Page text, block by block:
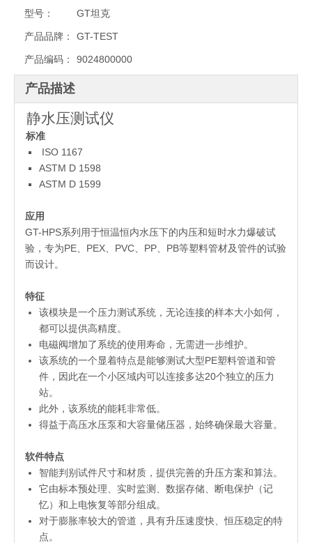
型号： GT坦克
产品品牌： GT-TEST
产品编码： 9024800000
产品描述
静水压测试仪
标准
ISO 1167
ASTM D 1598
ASTM D 1599
应用
GT-HPS系列用于恒温恒内水压下的内压和短时水力爆破试
验，专为PE、PEX、PVC、PP、PB等塑料管材及管件的试验
而设计。
特征
该模块是一个压力测试系统，无论连接的样本大小如何，
都可以提供高精度。
电磁阀增加了系统的使用寿命，无需进一步维护。
该系统的一个显着特点是能够测试大型PE塑料管道和管
件，因此在一个小区域内可以连接多达20个独立的压力
站。
此外，该系统的能耗非常低。
得益于高压水压泵和大容量储压器，始终确保最大容量。
软件特点
智能判别试件尺寸和材质，提供完善的升压方案和算法。
它由标本预处理、实时监测、数据存储、断电保护（记
忆）和上电恢复等部分组成。
对于膨胀率较大的管道​​，具有升压速度快、恒压稳定的特
点。